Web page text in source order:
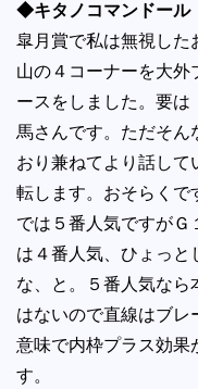
◆キタノコマンドール
皐月賞で私は無視した
山の４コーナーを大外
ースをしました。要は
馬さんです。ただそん
おり兼ねてより話し
転します。おそらくで
では５番人気ですが
は４番人気、ひょっ
な、と。５番人気な
はないので直線はブ
意味で内枠プラス効果
す。